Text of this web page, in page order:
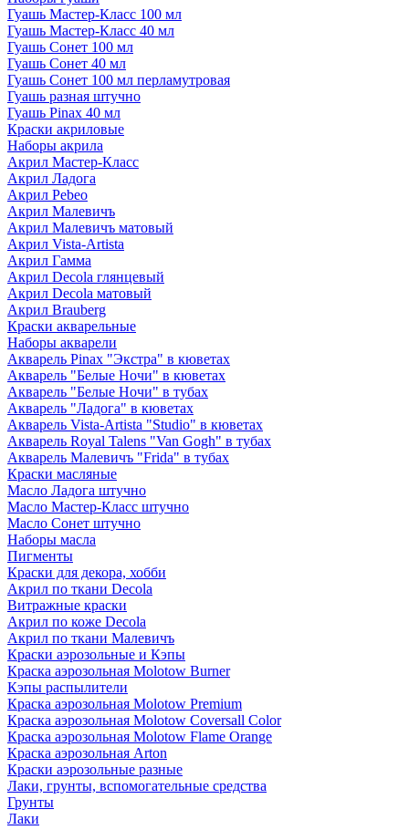
Гуашь Мастер-Класс 100 мл
Гуашь Мастер-Класс 40 мл
Гуашь Сонет 100 мл
Гуашь Сонет 40 мл
Гуашь Сонет 100 мл перламутровая
Гуашь разная штучно
Гуашь Pinax 40 мл
Краски акриловые
Наборы акрила
Акрил Мастер-Класс
Акрил Ладога
Акрил Pebeo
Акрил Малевичъ
Акрил Малевичъ матовый
Акрил Vista-Artista
Акрил Гамма
Акрил Decola глянцевый
Акрил Decola матовый
Акрил Brauberg
Краски акварельные
Наборы акварели
Акварель Pinax "Экстра" в кюветах
Акварель "Белые Ночи" в кюветах
Акварель "Белые Ночи" в тубах
Акварель "Ладога" в кюветах
Акварель Vista-Artista "Studio" в кюветах
Акварель Royal Talens "Van Gogh" в тубах
Акварель Малевичъ "Frida" в тубах
Краски масляные
Масло Ладога штучно
Масло Мастер-Класс штучно
Масло Сонет штучно
Наборы масла
Пигменты
Краски для декора, хобби
Акрил по ткани Decola
Витражные краски
Акрил по коже Decola
Акрил по ткани Малевичъ
Краски аэрозольные и Кэпы
Краска аэрозольная Molotow Burner
Кэпы распылители
Краска аэрозольная Molotow Premium
Краска аэрозольная Molotow Coversall Color
Краска аэрозольная Molotow Flame Orange
Краска аэрозольная Arton
Краски аэрозольные разные
Лаки, грунты, вспомогательные средства
Грунты
Лаки